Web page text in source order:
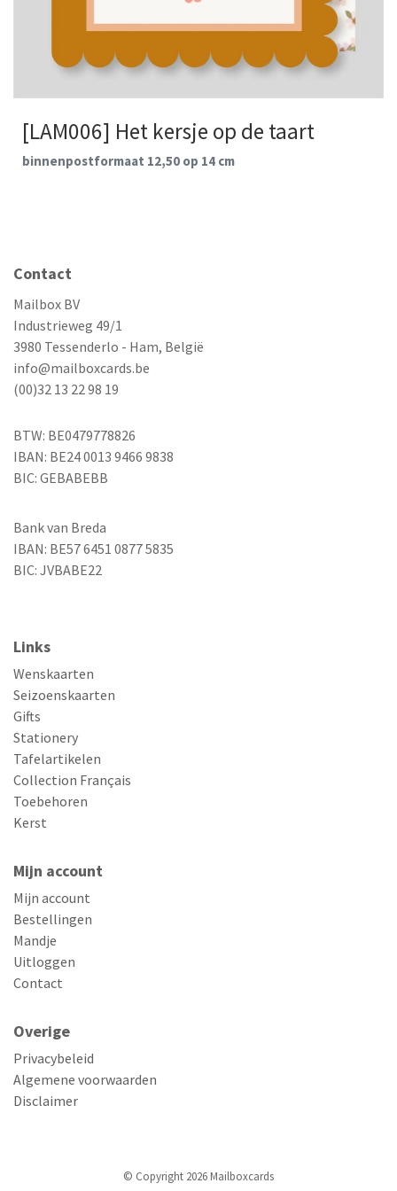
[LAM006] Het kersje op de taart
binnenpostformaat 12,50 op 14 cm
Contact
Mailbox BV
Industrieweg 49/1
3980 Tessenderlo - Ham, België
info@mailboxcards.be
(00)32 13 22 98 19
BTW: BE0479778826
IBAN: BE24 0013 9466 9838
BIC: GEBABEBB
Bank van Breda
IBAN: BE57 6451 0877 5835
BIC: JVBABE22
Links
Wenskaarten
Seizoenskaarten
Gifts
Stationery
Tafelartikelen
Collection Français
Toebehoren
Kerst
Mijn account
Mijn account
Bestellingen
Mandje
Uitloggen
Contact
Overige
Privacybeleid
Algemene voorwaarden
Disclaimer
© Copyright 2026 Mailboxcards